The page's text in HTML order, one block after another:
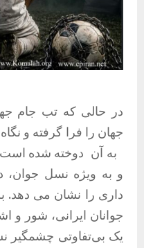
در حالی که تب جام
جهان را فرا گرفته و
به آن دوخته شده
و به ویژه نسل جوان،
داری را نشان می دهد.
جوانان ایرانی، شور و
یک بی‌تفاوتی چشمگیر